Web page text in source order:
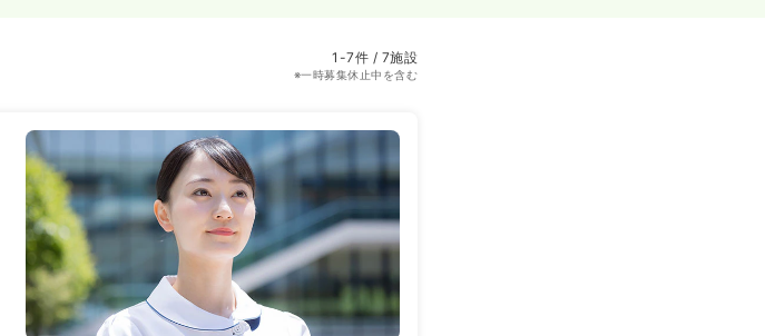
1-7件 / 7施設
※一時募集休止中を含む